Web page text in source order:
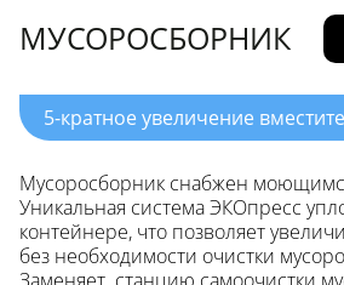
МУСОРОСБОРНИК
5-кратное увеличение
Мусоросборник снабжен
Уникальная система ЭКОпресс
контейнере, что позволяет
без необходимости очистки
Заменяет станцию самоочистки